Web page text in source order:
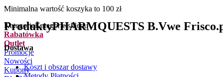
Minimalna wartość koszyka to 100 zł
KategorieKategorie sklepu
Rabatówka
Outlet
Promocje
Nowości
Kupony
.
ProduktyPHARMQUESTS B.Vwe
Dostawa
Koszt i obszar dostawy